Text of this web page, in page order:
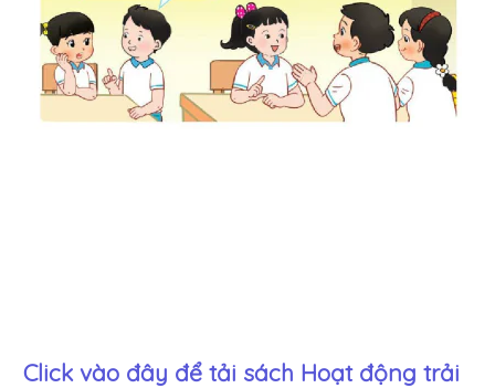
Click vào đây để tải sách Hoạt động trải